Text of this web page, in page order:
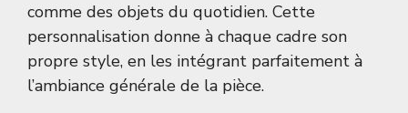
comme des objets du quotidien. Cette
personnalisation donne à chaque cadre son
propre style, en les intégrant parfaitement à
l’ambiance générale de la pièce.